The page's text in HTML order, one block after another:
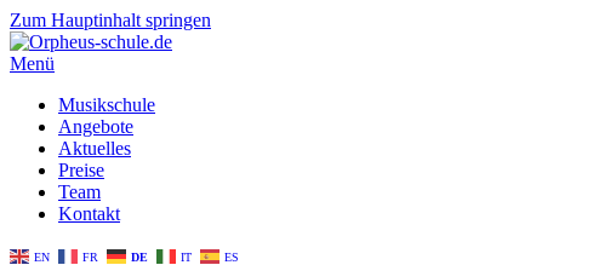
Zum Hauptinhalt springen
Menü
Musikschule
Angebote
Aktuelles
Preise
Team
Kontakt
EN FR DE IT ES